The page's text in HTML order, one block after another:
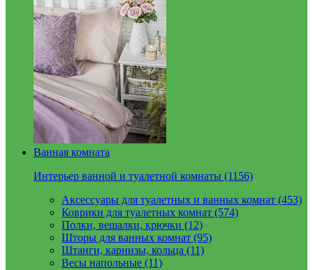
Ванная комната
Интерьер ванной и туалетной комнаты (1156)
Аксессуары для туалетных и ванных комнат (453)
Коврики для туалетных комнат (574)
Полки, вешалки, крючки (12)
Шторы для ванных комнат (95)
Штанги, карнизы, кольца (11)
Весы напольные (11)